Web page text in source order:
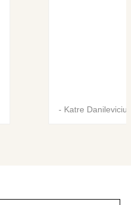
- Katre Danilevicius